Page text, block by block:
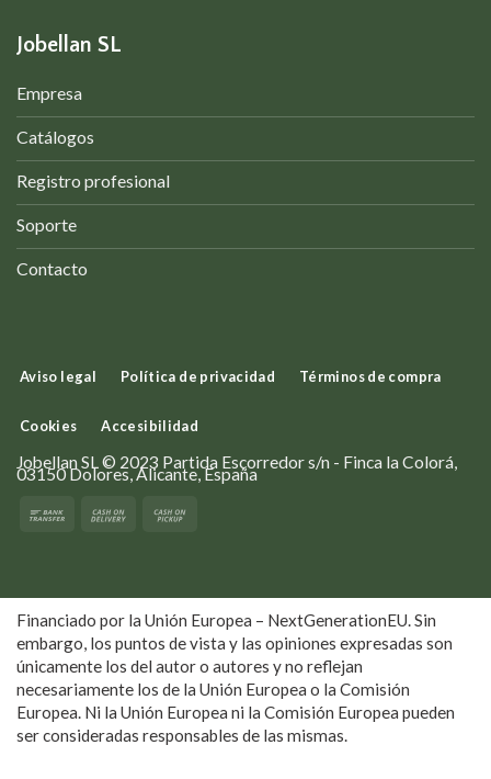
Jobellan SL
Empresa
Catálogos
Registro profesional
Soporte
Contacto
Aviso legal Política de privacidad Términos de compra
Cookies Accesibilidad
Jobellan SL © 2023 Partida Escorredor s/n - Finca la Colorá,
03150 Dolores, Alicante, España
Financiado por la Unión Europea – NextGenerationEU. Sin
embargo, los puntos de vista y las opiniones expresadas son
únicamente los del autor o autores y no reflejan
necesariamente los de la Unión Europea o la Comisión
Europea. Ni la Unión Europea ni la Comisión Europea pueden
ser consideradas responsables de las mismas.